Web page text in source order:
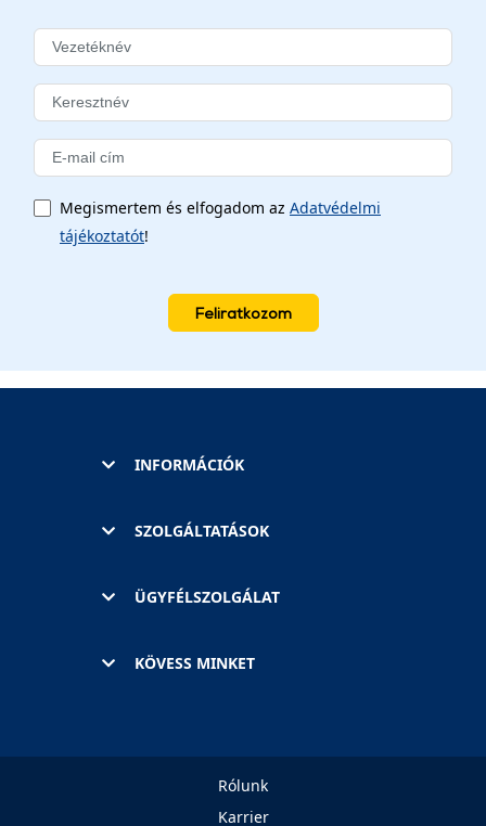
Megismertem és elfogadom az Adatvédelmi
tájékoztatót!
Feliratkozom
INFORMÁCIÓK
SZOLGÁLTATÁSOK
ÜGYFÉLSZOLGÁLAT
KÖVESS MINKET
Rólunk
Karrier